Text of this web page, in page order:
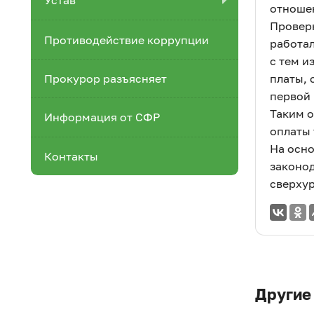
Противодействие коррупции
Прокурор разъясняет
Информация от СФР
Контакты
с тем
платы,
первой
Таким
оплаты
На